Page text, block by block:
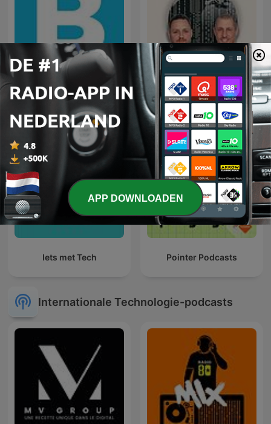
Bright Podcast Het Digitale Front
Iets met Tech Pointer Podcasts
Internationale Technologie-podcasts
APP DOWNLOADEN